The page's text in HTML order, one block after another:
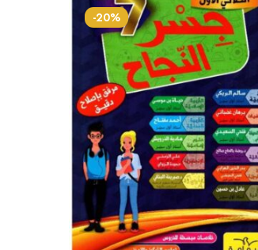
-20%